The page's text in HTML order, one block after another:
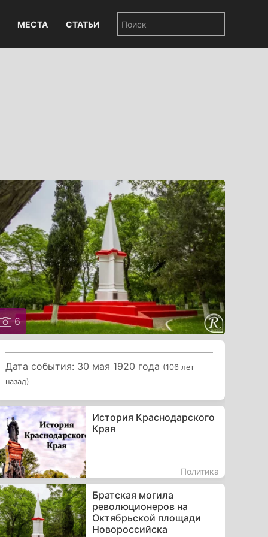
МЕСТА СТАТЬИ
6
Дата события: 30 мая 1920 года (106 лет
назад)
История Краснодарского
Края
Политика
Братская могила
революционеров на
Октябрьской площади
Новороссийска